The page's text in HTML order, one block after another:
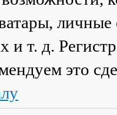
и т. д.
это